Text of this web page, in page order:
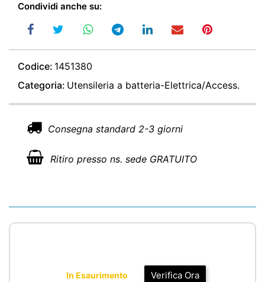
Condividi anche su:
Codice: 1451380
Categoria: Utensileria a batteria-Elettrica/Access.
Consegna standard 2-3 giorni
Ritiro presso ns. sede GRATUITO
Verifica Ora
In Esaurimento